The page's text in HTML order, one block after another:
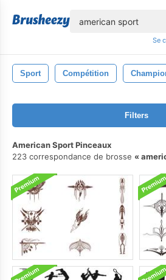
Se
Sport Compétition
Filters
American Sport Pinceaux
223 correspondance de brosse